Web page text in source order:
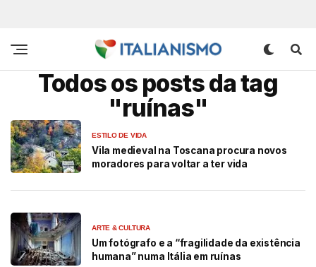
Todos os posts da tag
"ruínas"
ESTILO DE VIDA
Vila medieval na Toscana procura novos
moradores para voltar a ter vida
ARTE & CULTURA
Um fotógrafo e a “fragilidade da existência
humana” numa Itália em ruínas